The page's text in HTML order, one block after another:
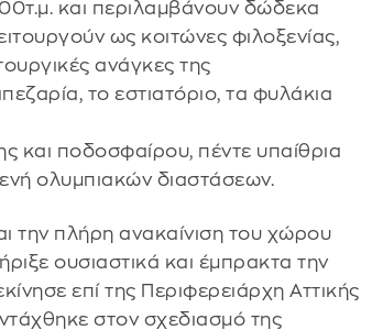
και περιλαμβάνουν δώδεκα
ως κοιτώνες φιλοξενίας,
ανάγκες της
το εστιατόριο, τα φυλάκια
και ποδοσφαίρου, πέντε υπαίθρια
ολυμπιακών διαστάσεων.
την πλήρη ανακαίνιση του χώρου
ουσιαστικά και έμπρακτα την
επί της Περιφερειάρχη Αττικής
στον σχεδιασμό της